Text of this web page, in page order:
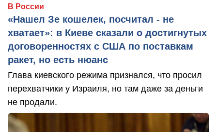
В России
«Нашел Зе кошелек, посчитал - не
хватает»: в Киеве сказали о достигнутых
договоренностях с США по поставкам
ракет, но есть нюанс
Глава киевского режима признался, что просил
перехватчики у Израиля, но там даже за деньги
не продали.